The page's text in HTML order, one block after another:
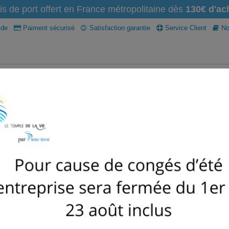
de port offert en France métropolitaine dès 130€
Paiment sécurisé Satisfaction garantie Service Client
Osmoseur domestique
FILTRE EAU ROBINET -